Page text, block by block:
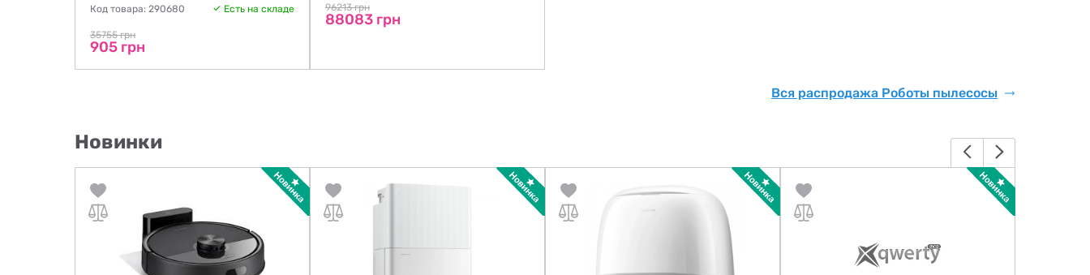
Код товара: 290680 Есть на складе
35755 грн
905 грн
96213 грн
88083 грн
Вся распродажа Роботы пылесосы
Новинки